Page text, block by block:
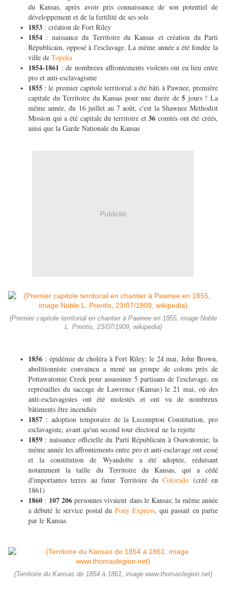
du Kansas, après avoir pris connaissance de son potentiel de
développement et de la fertilité de ses sols
1853 : création de Fort Riley
1854 : naissance du Territoire du Kansas et création du Parti
Républicain, opposé à l'esclavage. La même année a été fondée la
ville de Topeka
1854-1861 : de nombreux affrontements violents ont eu lieu entre
pro et anti-esclavagisme
1855 : le premier capitole territorial a été bâti à Pawnee, première
capitale du Territoire du Kansas pour une durée de5 jours ! La
même année, du 16 juillet au 7 août, c'est la Shawnee Methodist
Mission qui a été capitale du territoire et36comtés ont été créés,
ainsi que la Garde Nationale du Kansas
Publicité
(Premier capitole territorial en chantier à Pawnee en 1855, image Noble
L. Prentis, 23/07/1909, wikipedia)
1856 : épidémie de choléra à Fort Riley; le 24 mai, John Brown,
abolitionniste convaincu a mené un groupe de colons près de
Pottawatomie Creek pour assassiner 5 partisans de l'esclavage, en
représailles du saccage de Lawrence (Kansas) le 21 mai, où des
anti-esclavagistes ont été molestés et ont vu de nombreux
bâtiments être incendiés
1857 : adoption temporaire de la Lecompton Constitution, pro
esclavagiste, avant qu'un second tour électoral ne la rejette
1859 : naissance officielle du Parti Républicain à Osawatomie; la
même année les affrontements entre pro et anti-esclavage ont cessé
et la constitution de Wyandotte a été adoptée, réduisant
notamment la taille du Territoire du Kansas, qui a cédé
d'importantes terres au futur Territoire duColorado (créé en
1861)
1860 : 107 206personnes vivaient dans le Kansas; la même année
a débuté le service postal du Pony Express, qui passait en partie
par le Kansas
(Territoire du Kansas de 1854 à 1861, image www.thomaslegion.net)